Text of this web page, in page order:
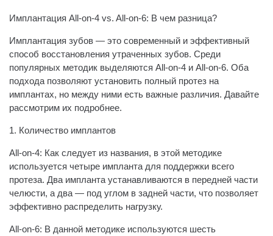
Имплантация All-on-4 vs. All-on-6: В чем разница?
Имплантация зубов — это современный и эффективный
способ восстановления утраченных зубов. Среди
популярных методик выделяются All-on-4 и All-on-6. Оба
подхода позволяют установить полный протез на
имплантах, но между ними есть важные различия. Давайте
рассмотрим их подробнее.
1. Количество имплантов
All-on-4: Как следует из названия, в этой методике
используется четыре импланта для поддержки всего
протеза. Два импланта устанавливаются в передней части
челюсти, а два — под углом в задней части, что позволяет
эффективно распределить нагрузку.
All-on-6: В данной методике используются шесть